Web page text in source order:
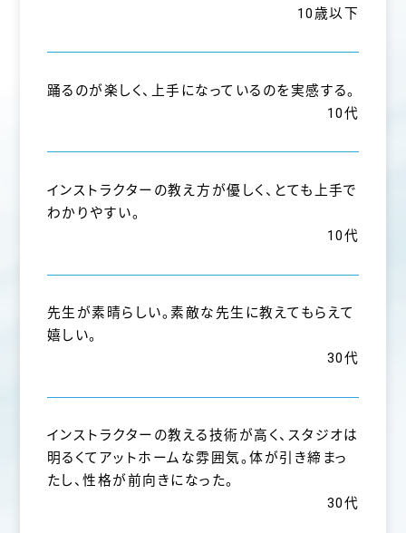
10歳以下
踊るのが楽しく、上手になっているのを実感する。
10代
インストラクターの教え方が優しく、とても上手で
わかりやすい。
10代
先生が素晴らしい。素敵な先生に教えてもらえて
嬉しい。
30代
インストラクターの教える技術が高く、スタジオは
明るくてアットホームな雰囲気。体が引き締まっ
たし、性格が前向きになった。
30代